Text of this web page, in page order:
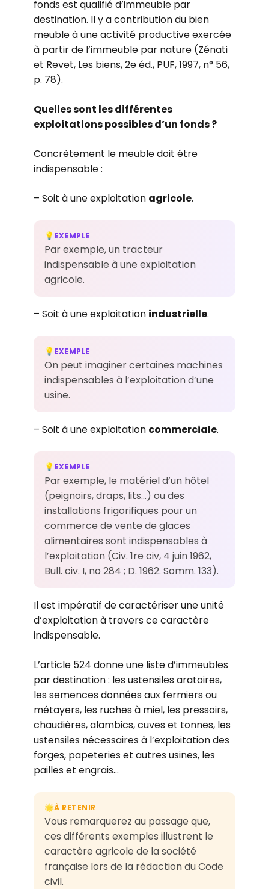
fonds est qualifié d’immeuble par
destination. Il y a contribution du bien
meuble à une activité productive exercée
à partir de l’immeuble par nature (Zénati
et Revet, Les biens, 2e éd., PUF, 1997, n° 56,
p. 78).
Quelles sont les différentes
exploitations possibles d’un fonds ?
Concrètement le meuble doit être
indispensable :
– Soit à une exploitation agricole.
💡 EXEMPLE
Par exemple, un tracteur
indispensable à une exploitation
agricole.
– Soit à une exploitation industrielle.
💡 EXEMPLE
On peut imaginer certaines machines
indispensables à l’exploitation d’une
usine.
– Soit à une exploitation commerciale.
💡 EXEMPLE
Par exemple, le matériel d’un hôtel
(peignoirs, draps, lits…) ou des
installations frigorifiques pour un
commerce de vente de glaces
alimentaires sont indispensables à
l’exploitation (Civ. 1re civ, 4 juin 1962,
Bull. civ. I, no 284 ; D. 1962. Somm. 133).
Il est impératif de caractériser une unité
d’exploitation à travers ce caractère
indispensable.
L’article 524 donne une liste d’immeubles
par destination : les ustensiles aratoires,
les semences données aux fermiers ou
métayers, les ruches à miel, les pressoirs,
chaudières, alambics, cuves et tonnes, les
ustensiles nécessaires à l’exploitation des
forges, papeteries et autres usines, les
pailles et engrais…
🌟À RETENIR
Vous remarquerez au passage que,
ces différents exemples illustrent le
caractère agricole de la société
française lors de la rédaction du Code
civil.